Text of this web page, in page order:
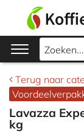
Zoeken...
Terug naar
Lavazza
kg